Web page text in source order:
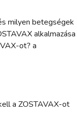
milyen betegségek
alkalmazása
ot? a
a ZOSTAVAX-ot